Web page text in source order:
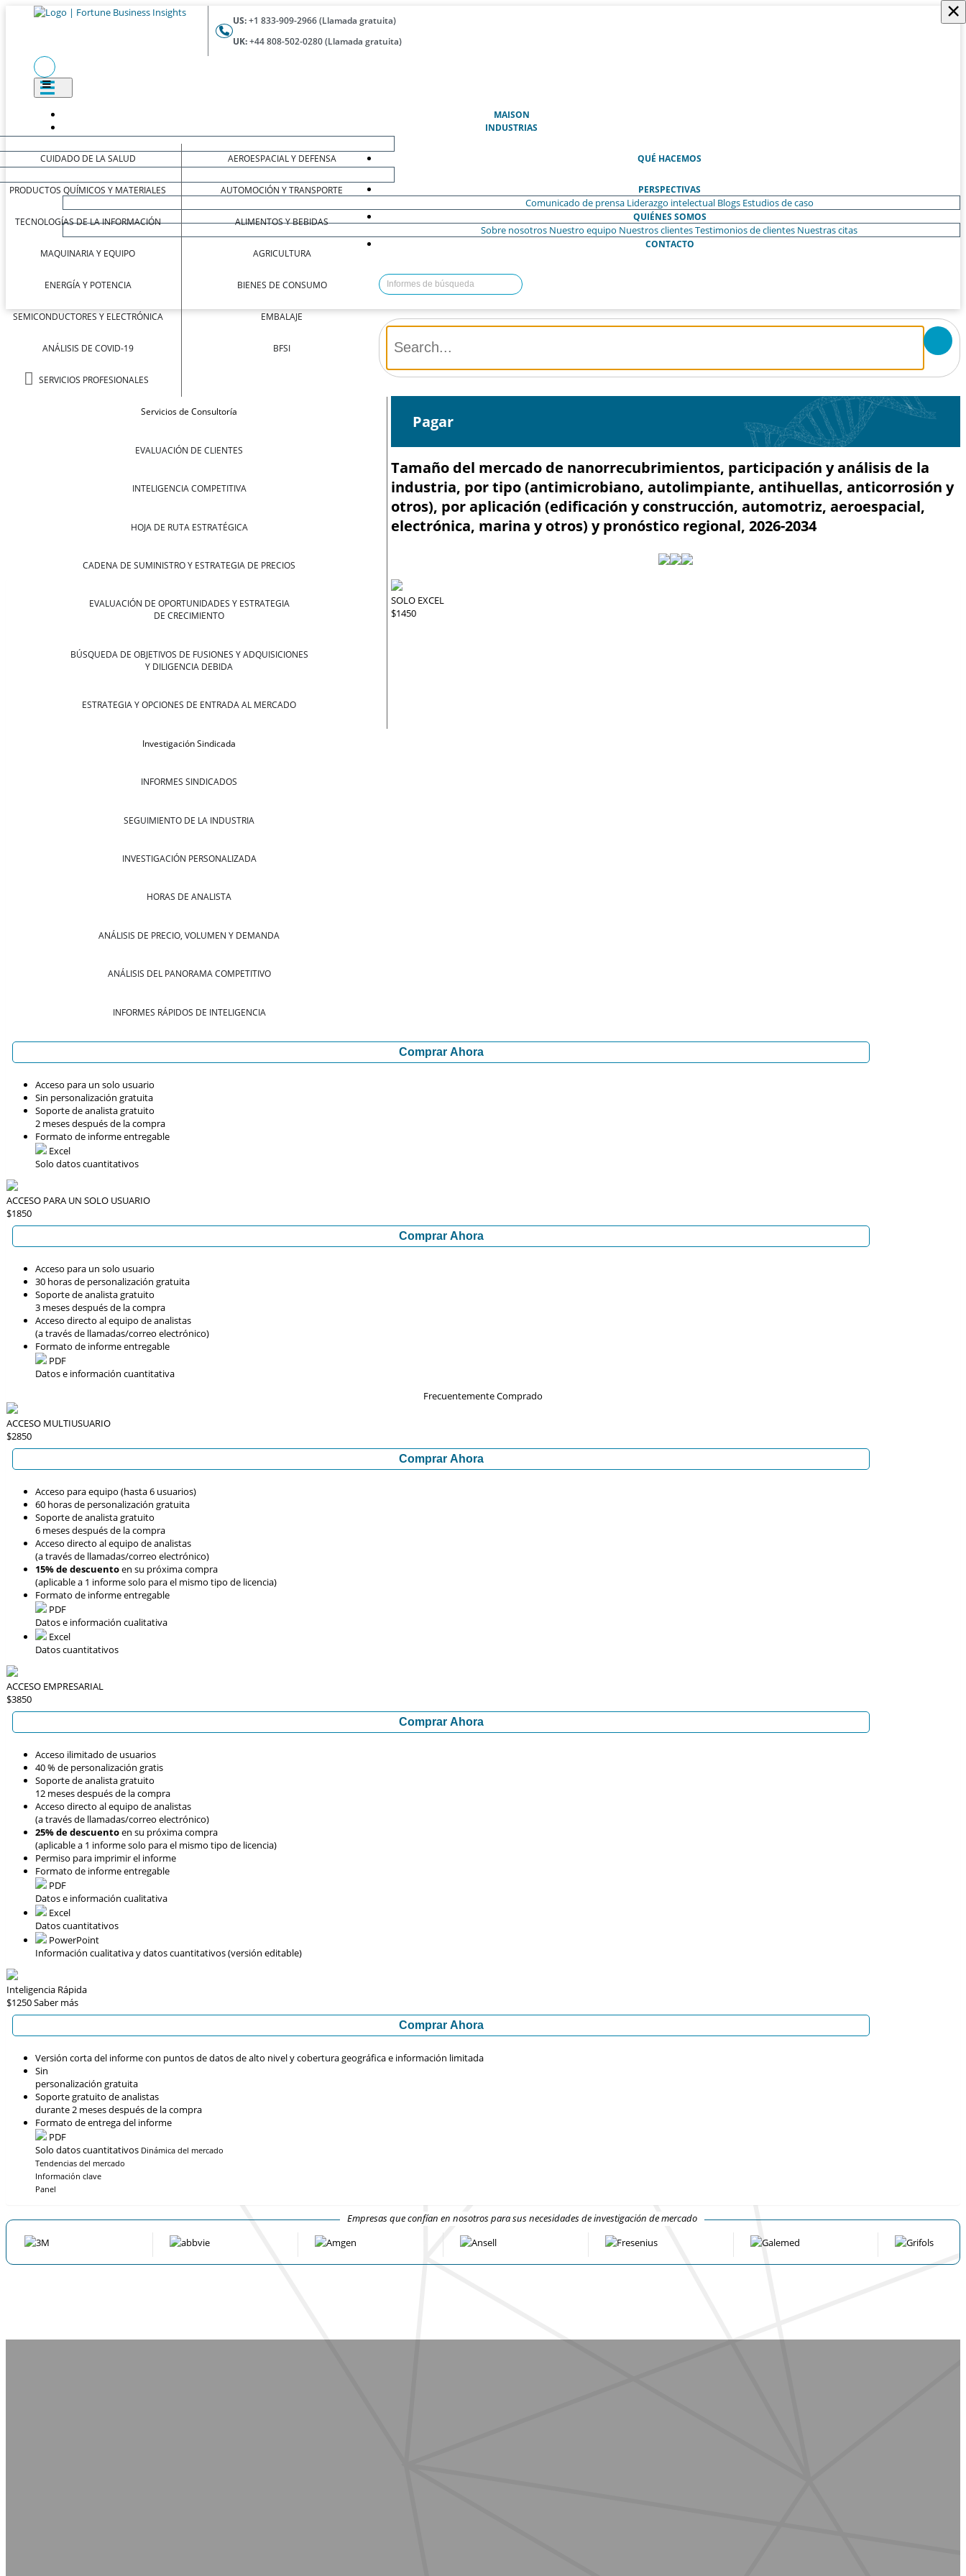
US:+1 833-909-2966 (Llamada gratuita)
UK:+44 808-502-0280 (Llamada gratuita)
MAISON(ACTUAL)
INDUSTRIAS
CUIDADO DE LA SALUD
PRODUCTOS QUÍMICOS Y MATERIALES
TECNOLOGÍAS DE LA INFORMACIÓN
MAQUINARIA Y EQUIPO
ENERGÍA Y POTENCIA
SEMICONDUCTORES Y ELECTRÓNICA
ANÁLISIS DE COVID-19
SERVICIOS PROFESIONALES
AEROESPACIAL Y DEFENSA
AUTOMOCIÓN Y TRANSPORTE
ALIMENTOS Y BEBIDAS
AGRICULTURA
BIENES DE CONSUMO
EMBALAJE
BFSI
QUÉ HACEMOS
Servicios de Consultoría
EVALUACIÓN DE CLIENTES
INTELIGENCIA COMPETITIVA
HOJA DE RUTA ESTRATÉGICA
CADENA DE SUMINISTRO Y ESTRATEGIA DE PRECIOS
EVALUACIÓN DE OPORTUNIDADES Y ESTRATEGIA
DE CRECIMIENTO
BÚSQUEDA DE OBJETIVOS DE FUSIONES Y ADQUISICIONES
Y DILIGENCIA DEBIDA
ESTRATEGIA Y OPCIONES DE ENTRADA AL MERCADO
Investigación Sindicada
INFORMES SINDICADOS
SEGUIMIENTO DE LA INDUSTRIA
INVESTIGACIÓN PERSONALIZADA
HORAS DE ANALISTA
ANÁLISIS DE PRECIO, VOLUMEN Y DEMANDA
ANÁLISIS DEL PANORAMA COMPETITIVO
INFORMES RÁPIDOS DE INTELIGENCIA
PERSPECTIVAS
Comunicado de prensa Liderazgo intelectual Blogs Estudios de caso
QUIÉNES SOMOS
Sobre nosotros Nuestro equipo Nuestros clientesTestimonios de clientes Nuestras citas
CONTACTO
×
Pagar
Tamaño del mercado de nanorrecubrimientos, participación y análisis de la
industria, por tipo (antimicrobiano, autolimpiante, antihuellas, anticorrosión y
otros), por aplicación (edificación y construcción, automotriz, aeroespacial,
electrónica, marina y otros) y pronóstico regional, 2026-2034
SOLO EXCEL
$1450
Comprar Ahora
Acceso para un solo usuario
Sin personalización gratuita
Soporte de analista gratuito
2 meses después de la compra
Formato de informe entregable
Excel
Solo datos cuantitativos
ACCESO PARA UN SOLO USUARIO
$1850
Comprar Ahora
Acceso para un solo usuario
30 horas de personalización gratuita
Soporte de analista gratuito
3 meses después de la compra
Acceso directo al equipo de analistas
(a través de llamadas/correo electrónico)
Formato de informe entregable
PDF
Datos e información cuantitativa
Frecuentemente Comprado
ACCESO MULTIUSUARIO
$2850
Comprar Ahora
Acceso para equipo (hasta 6 usuarios)
60 horas de personalización gratuita
Soporte de analista gratuito
6 meses después de la compra
Acceso directo al equipo de analistas
(a través de llamadas/correo electrónico)
15% de descuentoen su próxima compra
(aplicable a 1 informe solo para el mismo tipo de licencia)
Formato de informe entregable
PDF
Datos e información cualitativa
Excel
Datos cuantitativos
ACCESO EMPRESARIAL
$3850
Comprar Ahora
Acceso ilimitado de usuarios
40 % de personalización gratis
Soporte de analista gratuito
12 meses después de la compra
Acceso directo al equipo de analistas
(a través de llamadas/correo electrónico)
25% de descuentoen su próxima compra
(aplicable a 1 informe solo para el mismo tipo de licencia)
Permiso para imprimir el informe
Formato de informe entregable
PDF
Datos e información cualitativa
Excel
Datos cuantitativos
PowerPoint
Información cualitativa y datos cuantitativos (versión editable)
Inteligencia Rápida
$1250Saber más
Comprar Ahora
Versión corta del informe con puntos de datos de alto nivel y cobertura geográfica e información limitada
Sin
personalización gratuita
Soporte gratuito de analistas
durante 2 meses después de la compra
Formato de entrega del informe
PDF
Solo datos cuantitativos Dinámica del mercado
Tendencias del mercado
Información clave
Panel
Empresas que confían en nosotros para sus necesidades de investigación de mercado